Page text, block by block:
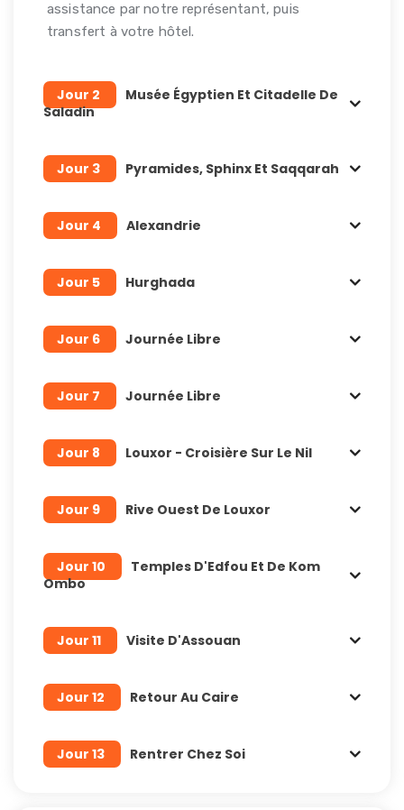
assistance par notre représentant, puis
transfert à votre hôtel.
Jour 2
Musée Égyptien Et Citadelle De
Saladin
Jour 3 Pyramides, Sphinx Et Saqqarah
Jour 4 Alexandrie
Jour 5 Hurghada
Jour 6 Journée Libre
Jour 7 Journée Libre
Jour 8 Louxor - Croisière Sur Le Nil
Jour 9 Rive Ouest De Louxor
Jour 10
Temples D'Edfou Et De Kom
Ombo
Jour 11 Visite D'Assouan
Jour 12 Retour Au Caire
Jour 13 Rentrer Chez Soi